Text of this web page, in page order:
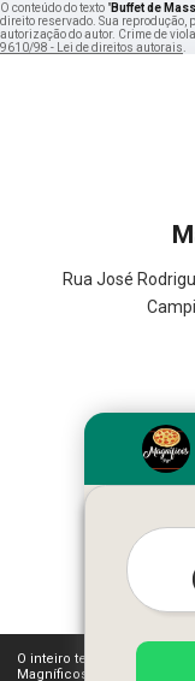
O conteúdo do texto "Buffet de
direito reservado. Sua reprodução,
autorização do autor. Crime de
9610/98 - Lei de direitos autorais
Rua José
O inteiro teor deste site
Magníficos Pizza (Lei 9610